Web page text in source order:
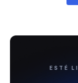
ESTÉ